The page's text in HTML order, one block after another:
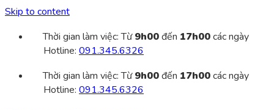
Skip to content
Thời gian làm việc: Từ9h00đến 17h00các ngày
Hotline: 091.345.6326
Thời gian làm việc: Từ9h00đến 17h00các ngày
Hotline: 091.345.6326